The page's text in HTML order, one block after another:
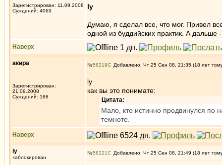
Зарегистрирован: 11.09.2008
Суждений: 4069
ly
Думаю, я сделал все, что мог. Привел
одной из буддийских практик. А
Наверх
акира
Зарегистрирован:
21.09.2008
Суждений: 188
№58219 Добавлено: Чт 25 Сен 08, 21:35 (18 лет
ly
как вы это понимате:
Цитата:
Мало, кто истинно продвинулся по
темноте.
Наверх
ly
заблокирован
№58221 Добавлено: Чт 25 Сен 08, 21:49 (18 лет